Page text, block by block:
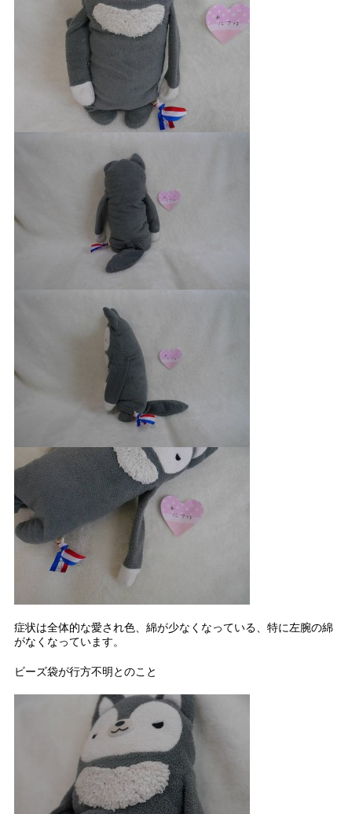
症状は全体的な愛され色、綿が少なくなっている、特に左腕の綿
がなくなっています。
ビーズ袋が行方不明とのこと